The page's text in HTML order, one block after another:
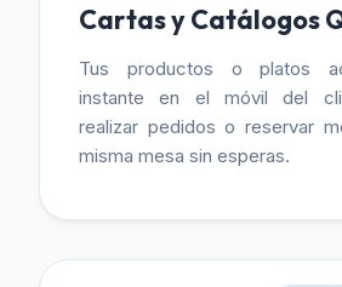
Cartas y Catálogos
Tus productos o platos
instante en el móvil del
realizar pedidos o reservar
misma mesa sin esperas.